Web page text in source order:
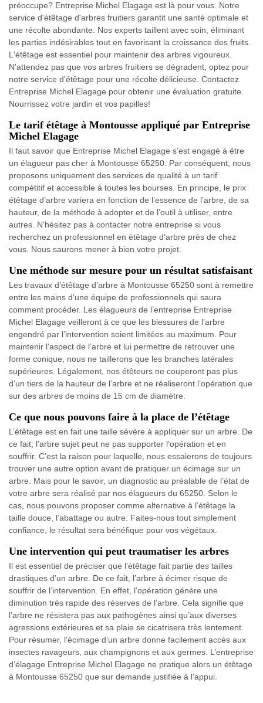
préoccupe? Entreprise Michel Elagage est là pour vous. Notre
service d'étêtage d'arbres fruitiers garantit une santé optimale et
une récolte abondante. Nos experts taillent avec soin, éliminant
les parties indésirables tout en favorisant la croissance des fruits.
L'étêtage est essentiel pour maintenir des arbres vigoureux.
N'attendez pas que vos arbres fruitiers se dégradent, optez pour
notre service d'étêtage pour une récolte délicieuse. Contactez
Entreprise Michel Elagage pour obtenir une évaluation gratuite.
Nourrissez votre jardin et vos papilles!
Le tarif étêtage à Montousse appliqué par Entreprise
Michel Elagage
Il faut savoir que Entreprise Michel Elagage s’est engagé à être
un élagueur pas cher à Montousse 65250. Par conséquent, nous
proposons uniquement des services de qualité à un tarif
compétitif et accessible à toutes les bourses. En principe, le prix
étêtage d’arbre variera en fonction de l’essence de l’arbre, de sa
hauteur, de la méthode à adopter et de l’outil à utiliser, entre
autres. N’hésitez pas à contacter notre entreprise si vous
recherchez un professionnel en étêtage d’arbre près de chez
vous. Nous saurons mener à bien votre projet.
Une méthode sur mesure pour un résultat satisfaisant
Les travaux d’étêtage d’arbre à Montousse 65250 sont à remettre
entre les mains d’une équipe de professionnels qui saura
comment procéder. Les élagueurs de l’entreprise Entreprise
Michel Elagage veilleront à ce que les blessures de l’arbre
engendré par l’intervention soient limitées au maximum. Pour
maintenir l’aspect de l’arbre et lui permettre de retrouver une
forme conique, nous ne taillerons que les branches latérales
supérieures. Légalement, nos étêteurs ne couperont pas plus
d’un tiers de la hauteur de l’arbre et ne réaliseront l’opération que
sur des arbres de moins de 15 cm de diamètre.
Ce que nous pouvons faire à la place de l’étêtage
L’étêtage est en fait une taille sévère à appliquer sur un arbre. De
ce fait, l’arbre sujet peut ne pas supporter l’opération et en
souffrir. C’est la raison pour laquelle, nous essaierons de toujours
trouver une autre option avant de pratiquer un écimage sur un
arbre. Mais pour le savoir, un diagnostic au préalable de l’état de
votre arbre sera réalisé par nos élagueurs du 65250. Selon le
cas, nous pouvons proposer comme alternative à l’étêtage la
taille douce, l’abattage ou autre. Faites-nous tout simplement
confiance, le résultat sera bénéfique pour vos végétaux.
Une intervention qui peut traumatiser les arbres
Il est essentiel de préciser que l’étêtage fait partie des tailles
drastiques d’un arbre. De ce fait, l’arbre à écimer risque de
souffrir de l’intervention. En effet, l’opération génère une
diminution très rapide des réserves de l’arbre. Cela signifie que
l’arbre ne résistera pas aux pathogènes ainsi qu’aux diverses
agressions extérieures et sa plaie se cicatrisera très lentement.
Pour résumer, l’écimage d’un arbre donne facilement accès aux
insectes ravageurs, aux champignons et aux germes. L’entreprise
d’élagage Entreprise Michel Elagage ne pratique alors un étêtage
à Montousse 65250 que sur demande justifiée à l’appui.